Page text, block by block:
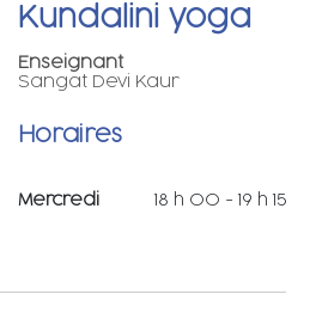
Kundalini yoga
Enseignant
Sangat Devi Kaur
Horaires
Mercredi 18 h 00 - 19 h 15